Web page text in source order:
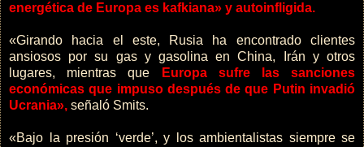
energética de Europa es kafkiana» y autoinfligida.
«Girando hacia el este, Rusia ha encontrado clientes
ansiosos por su gas y gasolina en China, Irán y otros
lugares, mientras que
Europa sufre las sanciones
económicas que impuso después de que Putin invadió
Ucrania», señaló Smits.
«Bajo la presión ‘verde’, y los ambientalistas siempre se